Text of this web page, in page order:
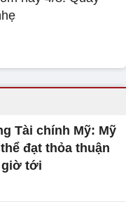
Tài chính Mỹ: Mỹ
đạt thỏa thuận
giờ tới